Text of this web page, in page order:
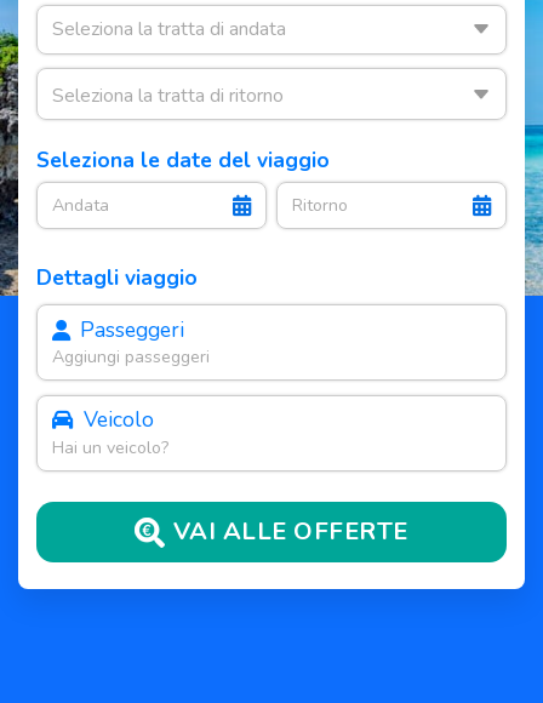
Seleziona le date del viaggio
Dettagli viaggio
Passeggeri
Aggiungi passeggeri
Veicolo
Hai un veicolo?
VAI ALLE OFFERTE